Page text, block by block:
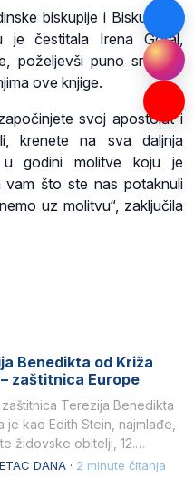
biskupije i Biskupijske
je čestitala Irena Gotal,
poželjevši puno sreće u
ove knjige.
svoj apostolat i
krenete na sva daljnja
u godini molitve koju je
vam što ste nas potaknuli
uz molitvu“, zaključila
Benedikta od Križa
zaštitnica Europe
Terezija Benedikta
je kao Edith Stein, najmlađe,
židovske obitelji, 12.
Wrocławu…
DANA · 2 minute čitanja